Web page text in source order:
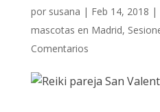
por susana | Feb 14, 2018 |
mascotas en Madrid,
Comentarios